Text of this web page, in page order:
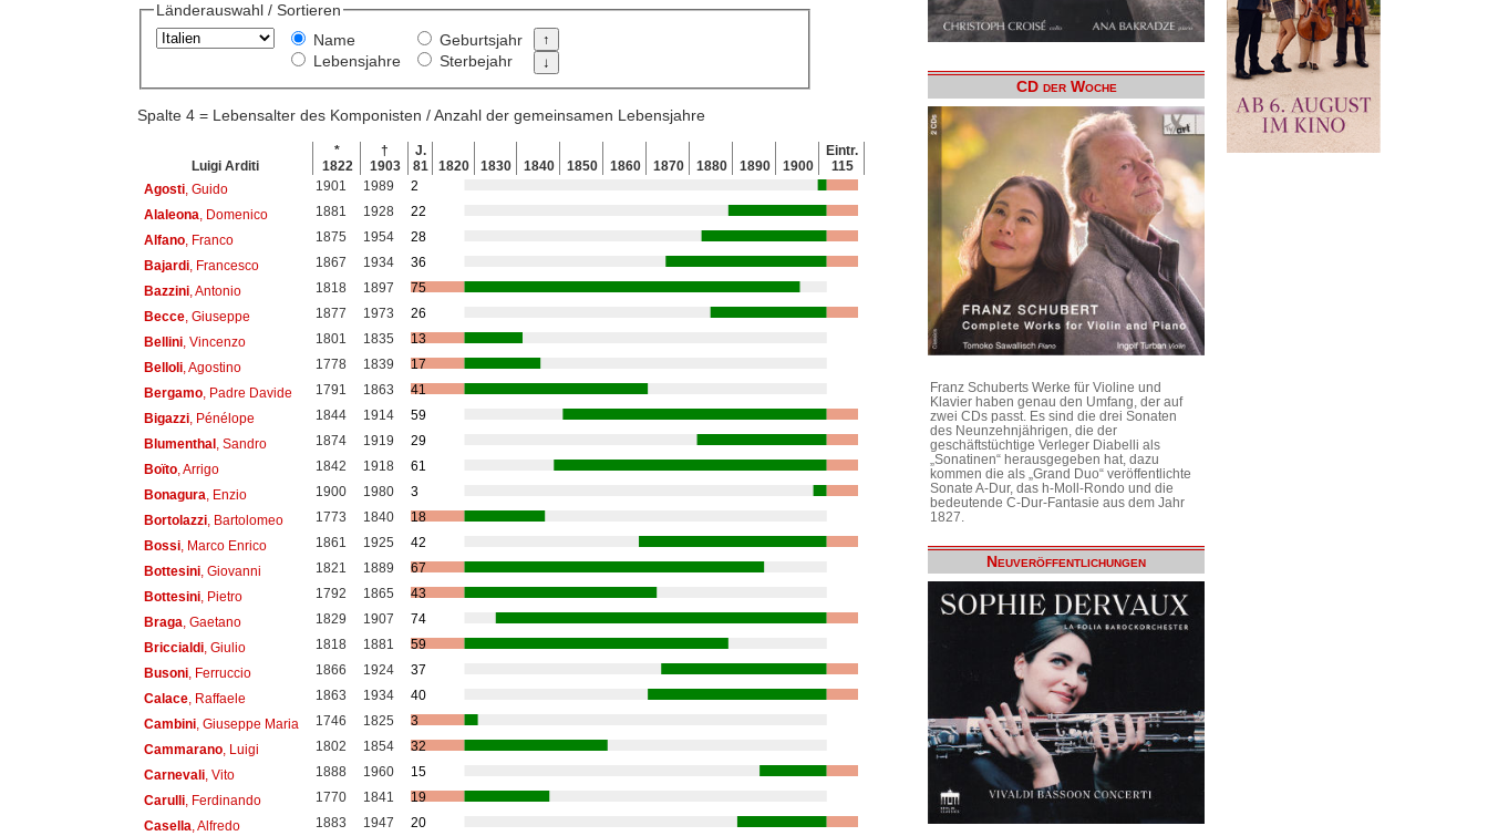
Länderauswahl / Sortieren
Name
Lebensjahre
Geburtsjahr
Sterbejahr
Spalte 4 = Lebensalter des Komponisten / Anzahl der gemeinsamen Lebensjahre
Luigi Arditi
*
1822
†
1903
J.
81
1820 1830 1840 1850 1860 1870 1880 1890 1900
Eintr.
115
Agosti, Guido 1901 1989
2
Alaleona , Domenico 1881 1928
22
Alfano, Franco 1875 1954
28
Bajardi, Francesco 1867 1934
36
Bazzini, Antonio 1818 1897
75
Becce, Giuseppe 1877 1973
26
Bellini, Vincenzo 1801 1835
13
Belloli, Agostino 1778 1839
17
Bergamo, Padre Davide 1791 1863
41
Bigazzi, Pénélope 1844 1914
59
Blumenthal, Sandro 1874 1919
29
Boïto, Arrigo 1842 1918
61
Bonagura , Enzio 1900 1980
3
Bortolazzi, Bartolomeo 1773 1840
18
Bossi, Marco Enrico 1861 1925
42
Bottesini, Giovanni 1821 1889
67
Bottesini, Pietro 1792 1865
43
Braga , Gaetano 1829 1907
74
Briccialdi, Giulio 1818 1881
59
Busoni, Ferruccio 1866 1924
37
Calace, Raffaele 1863 1934
40
Cambini, Giuseppe Maria 1746 1825
3
Cammarano, Luigi 1802 1854
32
Carnevali, Vito 1888 1960
15
Carulli, Ferdinando 1770 1841
19
Casella , Alfredo 1883 1947
20
CD der Woche
Franz Schuberts Werke für Violine und
Klavier haben genau den Umfang, der auf
zwei CDs passt. Es sind die drei Sonaten
des Neunzehnjährigen, die der
geschäftstüchtige Verleger Diabelli als
„Sonatinen“ herausgegeben hat, dazu
kommen die als „Grand Duo“ veröffentlichte
Sonate A-Dur, das h-Moll-Rondo und die
bedeutende C-Dur-Fantasie aus dem Jahr
1827.
Neuveröffentlichungen